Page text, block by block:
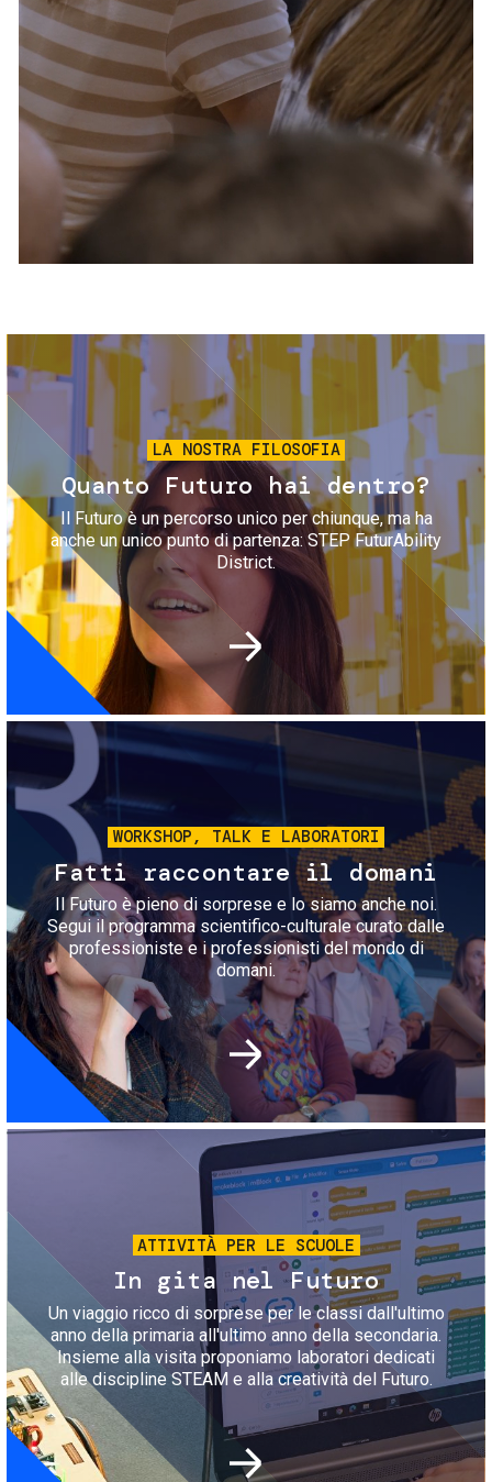
Servizi e accessibilità
Contatti
FAQ
Biglietti
Immagine
LA NOSTRA FILOSOFIA
Quanto Futuro hai dentro?
Il Futuro è un percorso unico per chiunque, ma ha
anche un unico punto di partenza: STEP FuturAbility
District.
Immagine
WORKSHOP, TALK E LABORATORI
Fatti raccontare il domani
Il Futuro è pieno di sorprese e lo siamo anche noi.
Segui il programma scientifico-culturale curato dalle
professioniste e i professionisti del mondo di
domani.
Immagine
ATTIVITÀ PER LE SCUOLE
In gita nel Futuro
Un viaggio ricco di sorprese per le classi dall'ultimo
anno della primaria all'ultimo anno della secondaria.
Insieme alla visita proponiamo laboratori dedicati
alle discipline STEAM e alla creatività del Futuro.